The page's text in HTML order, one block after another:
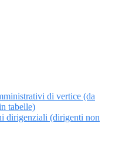
di vertice (da
tabelle)
dirigenziali (dirigenti non